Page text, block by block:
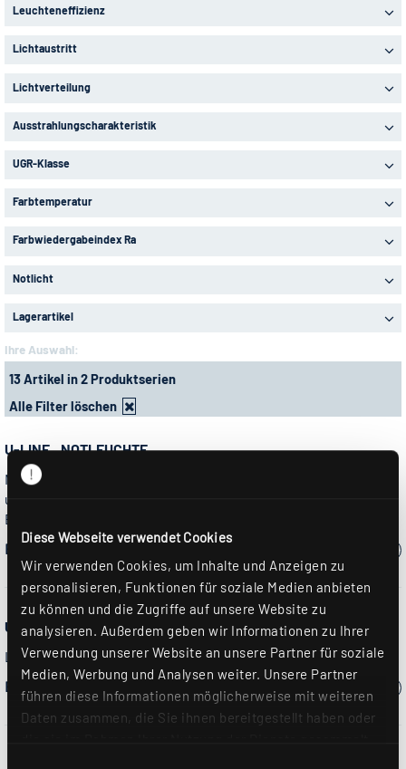
Diese Webseite verwendet Cookies
Wir verwenden Cookies, um Inhalte und Anzeigen zu
personalisieren, Funktionen für soziale Medien anbieten
zu können und die Zugriffe auf unsere Website zu
analysieren. Außerdem geben wir Informationen zu Ihrer
Verwendung unserer Website an unsere Partner für soziale
Medien, Werbung und Analysen weiter. Unsere Partner
führen diese Informationen möglicherweise mit weiteren
Daten zusammen, die Sie ihnen bereitgestellt haben oder
Leuchteneffizienz
Lichtaustritt
Lichtverteilung
Ausstrahlungscharakteristik
UGR-Klasse
Farbtemperatur
Farbwiedergabeindex Ra
Notlicht
Lagerartikel
Ihre Auswahl:
13 Artikel in 2 Produktserien
Alle Filter löschen
U-LINE...NOTLEUCHTE...
Notleuchte zur Decken- oder Pendelmontage. In Lichtbänder
und Konstrukte der Leuchten U-LINE integrierbar.
Erkennungsweite 32 m.
Bitte wählen Sie ein Modell:
U-LINE...PENDELLEUCHTE
Lichtkanal mit wechselbaren LED-Einsätzen direkt strahlend
Bitte wählen Sie ein Modell: